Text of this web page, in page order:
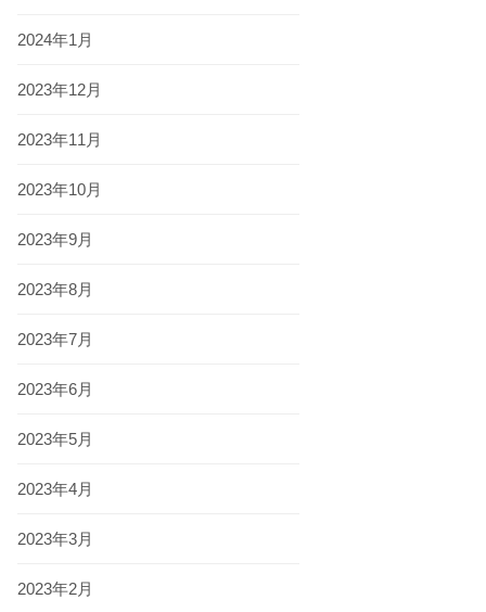
2024年1月
2023年12月
2023年11月
2023年10月
2023年9月
2023年8月
2023年7月
2023年6月
2023年5月
2023年4月
2023年3月
2023年2月